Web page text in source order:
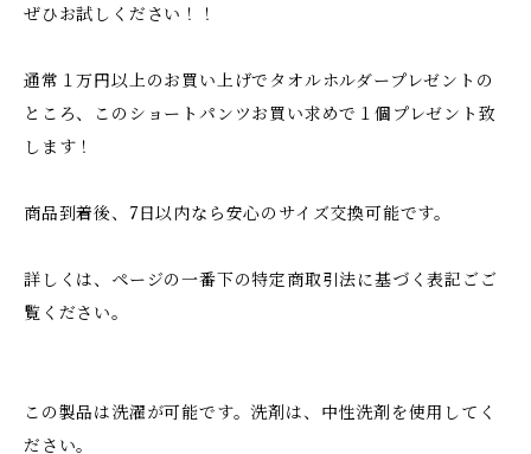
ぜひお試しください！！
通常１万円以上のお買い上げでタオルホルダープレゼントの
ところ、このショートパンツお買い求めで１個プレゼント致
します！
商品到着後、7日以内なら安心のサイズ交換可能です。
詳しくは、ページの一番下の特定商取引法に基づく表記ごご
覧ください。
この製品は洗濯が可能です。洗剤は、中性洗剤を使用してく
ださい。